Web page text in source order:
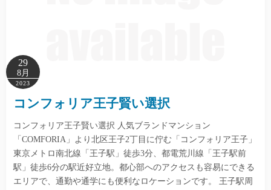
29
8月
2023
コンフォリア王子賢い選択
コンフォリア王子賢い選択 人気ブランドマンション
「COMFORIA」より北区王子2丁目に佇む「コンフォリア王子」
東京メトロ南北線「王子駅」徒歩3分、都電荒川線「王子駅前
駅」徒歩6分の駅近好立地。都心部へのアクセスも容易にできる
エリアで、通勤や通学にも便利なロケーションです。 王子駅周